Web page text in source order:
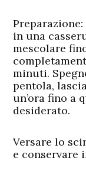
Preparazione:
in una
mescolare
minuti.
pentola,
un’ora fino a
desiderato.
Versare lo
e conservare